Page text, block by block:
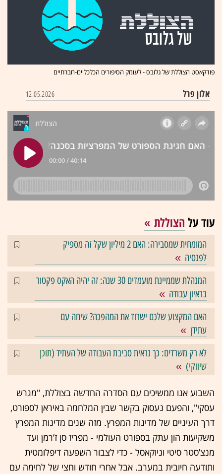
פודקאסט הצוללת של גלובס - לעומק הסיפורים הכלכליים-חברתיים
אלון פרל 12.05.2026
עוד על הצוללת
המומחית שמסבירה: האם 2 מיליון שקל זה מספיק
לפנסיה
המנהלת שממיינת מועמדים 30 שנה: זה יהיה האקס פקטור
בראיון עבודה
האם המקצוע שלכם ישרוד את המהפכה? שיחה עם
עתידן
לא רק משרדים: כך נראית סביבת העבודה של העתיד (תוכן
שיווקי)
השבוע אנו ממשיכים עם הסדרה החדשה בצוללת, "מגרש
עסקי", והפעם נעסוק בקשר שבין המלחמה באיראן לספורט,
דרך העיניים של מדינות המפרץ. מזה שנים מדינות המפרץ
משקיעות הון עתק בספורט העולמי - מפריז סן ז’רמן ועד
מנצ’סטר סיטי וניוקאסל - כדי לצבור השפעה דיפלומטית
ותודעה חיובית במערב. אבל אחרי חודש וחצי של לחימה עם